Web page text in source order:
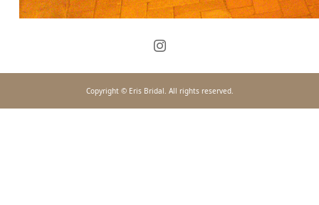
Copyright © Eris Bridal. All rights reserved.